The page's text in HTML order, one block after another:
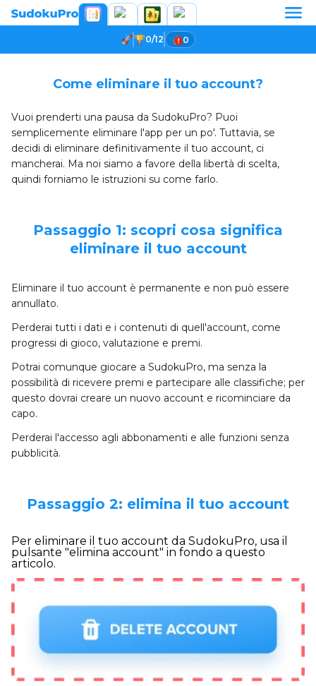
0/12 0
Come eliminare il tuo account?
Vuoi prenderti una pausa da SudokuPro? Puoi
semplicemente eliminare l'app per un po'. Tuttavia, se
decidi di eliminare definitivamente il tuo account, ci
mancherai. Ma noi siamo a favore della libertà di scelta,
quindi forniamo le istruzioni su come farlo.
Passaggio 1: scopri cosa significa
eliminare il tuo account
Eliminare il tuo account è permanente e non può essere
annullato.
Perderai tutti i dati e i contenuti di quell'account, come
progressi di gioco, valutazione e premi.
Potrai comunque giocare a SudokuPro, ma senza la
possibilità di ricevere premi e partecipare alle classifiche; per
questo dovrai creare un nuovo account e ricominciare da
capo.
Perderai l'accesso agli abbonamenti e alle funzioni senza
pubblicità.
Passaggio 2: elimina il tuo account
Per eliminare il tuo account da SudokuPro, usa il
pulsante "elimina account" in fondo a questo
articolo.